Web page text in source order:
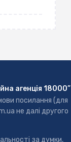
агенція 18000”
посилання (для
не далі другого
за думки,